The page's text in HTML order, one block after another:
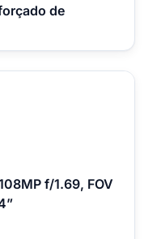
de
f/1.69, FOV